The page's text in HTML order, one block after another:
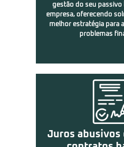
gestão do seu passivo
empresa, oferecendo
melhor estratégia para
problemas
Juros abusivos